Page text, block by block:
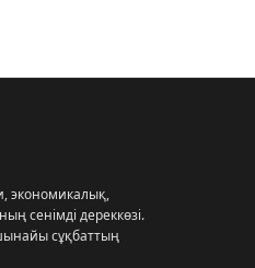
экономикалық,
сенімді дереккөзі.
сұқбаттың